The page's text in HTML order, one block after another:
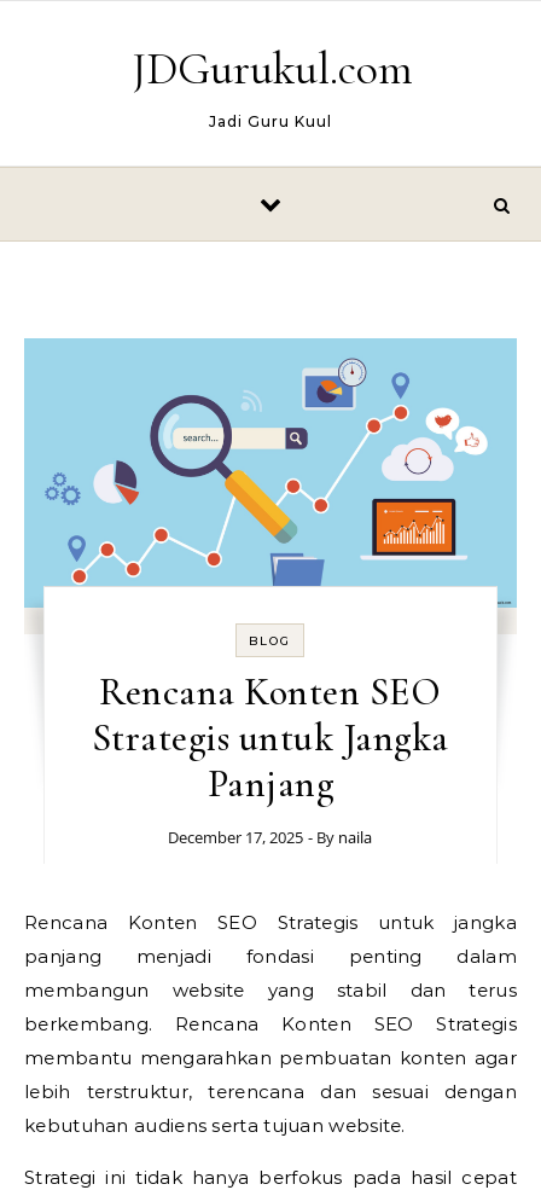
JDGurukul.com
Jadi Guru Kuul
BLOG
Rencana Konten SEO
Strategis untuk Jangka
Panjang
December 17, 2025 - By naila
Rencana Konten SEO Strategis untuk jangka
panjang menjadi fondasi penting dalam
membangun website yang stabil dan terus
berkembang. Rencana Konten SEO Strategis
membantu mengarahkan pembuatan konten agar
lebih terstruktur, terencana dan sesuai dengan
kebutuhan audiens serta tujuan website.
Strategi ini tidak hanya berfokus pada hasil cepat